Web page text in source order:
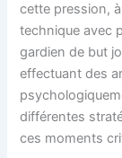
cette pression,
technique avec
gardien de but
effectuant des
différentes
ces moments